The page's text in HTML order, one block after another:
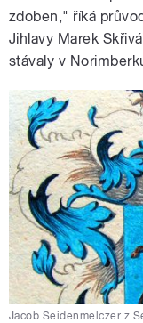
zdoben," říká
Jihlavy Marek
stávaly v
Jacob Seidenmelczer z